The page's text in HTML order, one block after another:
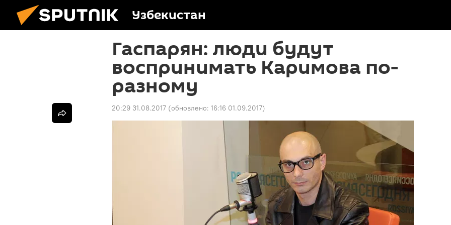
Узбекистан
Гаспарян: люди будут
воспринимать Каримова по-
разному
20:29 31.08.2017 (обновлено: 16:16 01.09.2017)